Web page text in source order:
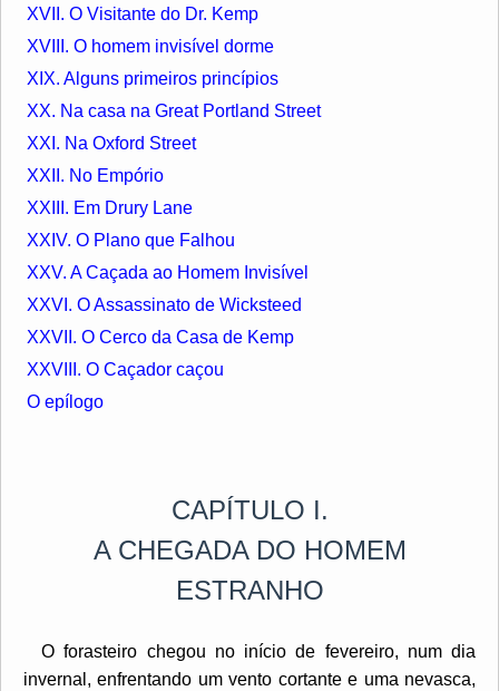
XVII. O Visitante do Dr. Kemp
XVIII. O homem invisível dorme
XIX. Alguns primeiros princípios
XX. Na casa na Great Portland Street
XXI. Na Oxford Street
XXII. No Empório
XXIII. Em Drury Lane
XXIV. O Plano que Falhou
XXV. A Caçada ao Homem Invisível
XXVI. O Assassinato de Wicksteed
XXVII. O Cerco da Casa de Kemp
XXVIII. O Caçador caçou
O epílogo
CAPÍTULO I.
A CHEGADA DO HOMEM
ESTRANHO
O forasteiro chegou no início de fevereiro, num dia
invernal, enfrentando um vento cortante e uma nevasca,